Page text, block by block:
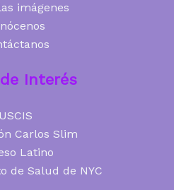
imágenes
Interés
USCIS
Carlos Slim
Latino
de Salud de NYC